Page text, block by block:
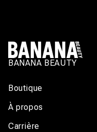
BANANA BEAUTY
Boutique
À propos
Carrière